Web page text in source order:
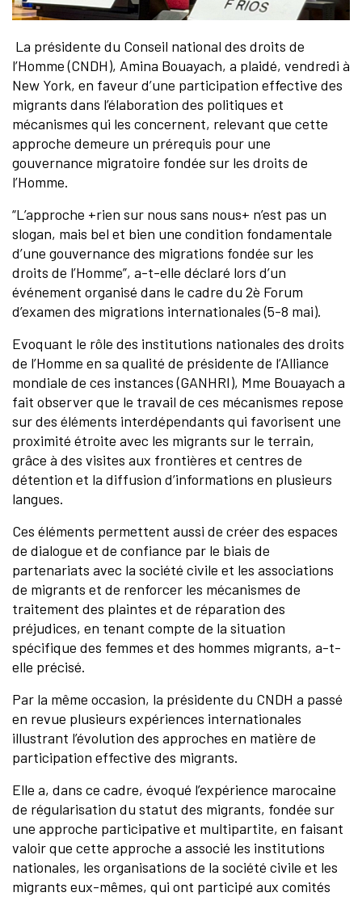
La présidente du Conseil national des droits de
l’Homme (CNDH), Amina Bouayach, a plaidé, vendredi à
New York, en faveur d’une participation effective des
migrants dans l’élaboration des politiques et
mécanismes qui les concernent, relevant que cette
approche demeure un prérequis pour une
gouvernance migratoire fondée sur les droits de
l’Homme.
“L’approche +rien sur nous sans nous+ n’est pas un
slogan, mais bel et bien une condition fondamentale
d’une gouvernance des migrations fondée sur les
droits de l’Homme”, a-t-elle déclaré lors d’un
événement organisé dans le cadre du 2è Forum
d’examen des migrations internationales (5-8 mai).
Evoquant le rôle des institutions nationales des droits
de l’Homme en sa qualité de présidente de l’Alliance
mondiale de ces instances (GANHRI), Mme Bouayach a
fait observer que le travail de ces mécanismes repose
sur des éléments interdépendants qui favorisent une
proximité étroite avec les migrants sur le terrain,
grâce à des visites aux frontières et centres de
détention et la diffusion d’informations en plusieurs
langues.
Ces éléments permettent aussi de créer des espaces
de dialogue et de confiance par le biais de
partenariats avec la société civile et les associations
de migrants et de renforcer les mécanismes de
traitement des plaintes et de réparation des
préjudices, en tenant compte de la situation
spécifique des femmes et des hommes migrants, a-t-
elle précisé.
Par la même occasion, la présidente du CNDH a passé
en revue plusieurs expériences internationales
illustrant l’évolution des approches en matière de
participation effective des migrants.
Elle a, dans ce cadre, évoqué l’expérience marocaine
de régularisation du statut des migrants, fondée sur
une approche participative et multipartite, en faisant
valoir que cette approche a associé les institutions
nationales, les organisations de la société civile et les
migrants eux-mêmes, qui ont participé aux comités